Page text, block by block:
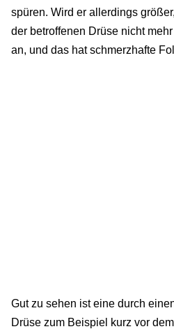
spüren. Wird er allerdings
der betroffenen Drüse nicht
an, und das hat schmerzhafte
Gut zu sehen ist eine durch
Drüse zum Beispiel kurz vor